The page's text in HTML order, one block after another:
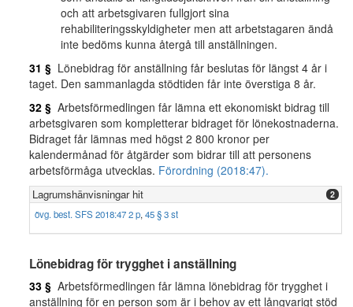
och att arbetsgivaren fullgjort sina
rehabiliteringsskyldigheter men att arbetstagaren ändå
inte bedöms kunna återgå till anställningen.
31 § Lönebidrag för anställning får beslutas för längst 4 år i
taget. Den sammanlagda stödtiden får inte överstiga 8 år.
32 § Arbetsförmedlingen får lämna ett ekonomiskt bidrag till
arbetsgivaren som kompletterar bidraget för lönekostnaderna.
Bidraget får lämnas med högst 2 800 kronor per
kalendermånad för åtgärder som bidrar till att personens
arbetsförmåga utvecklas. Förordning (2018:47).
Lagrumshänvisningar hit 2
övg. best. SFS 2018:47 2 p, 45 § 3 st
Lönebidrag för trygghet i anställning
33 § Arbetsförmedlingen får lämna lönebidrag för trygghet i
anställning för en person som är i behov av ett långvarigt stöd